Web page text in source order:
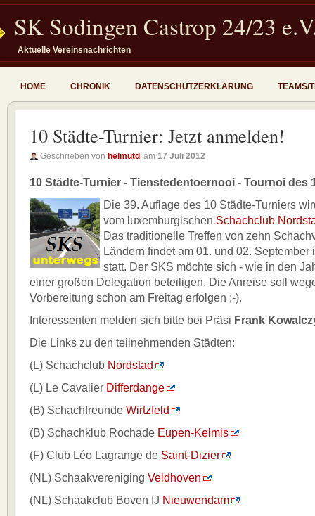
SK Sodingen Castrop 24/23
Aktuelle Vereinsnachrichten
HOME CHRONIK DATENSCHUTZERKLÄRUNG TEAMS/
10 Städte-Turnier: Jetzt anmelden!
Geschrieben von helmutd am 17 Juli 2012
10 Städte-Turnier - Tienstedentoernooi - Tournoi des
Die 39. Auflage des 10 Städte-Turniers
vom luxemburgischen Schachclub
Das traditionelle Treffen von zehn
Ländern findet am 01. und 02. September
statt. Der SKS möchte sich - wie in den
einer großen Delegation beteiligen. Die Anreise soll
Vorbereitung schon am Freitag erfolgen ;-).
Interessenten melden sich bitte bei Präsi Frank
Die Links zu den teilnehmenden Städten:
(L) Schachclub Nordstad
(L) Le Cavalier Differdange
(B) Schachfreunde Wirtzfeld
(B) Schachklub Rochade Eupen-Kelmis
(F) Club Léo Lagrange de Saint-Dizier
(NL) Schaakvereniging Veldhoven
(NL) Schaakclub Boven IJ Nieuwendam